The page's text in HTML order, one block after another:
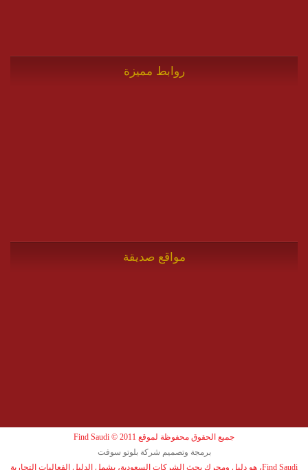
روابط مميزة
مواقع صديقة
جميع الحقوق محفوظة لموقع Find Saudi © 2011
برمجة وتصميم شركة بلوتو سوفت
Find Saudi، هو دليل ومحرك بحث الشركات السعودية، يشمل الدليل الفعاليات التجارية